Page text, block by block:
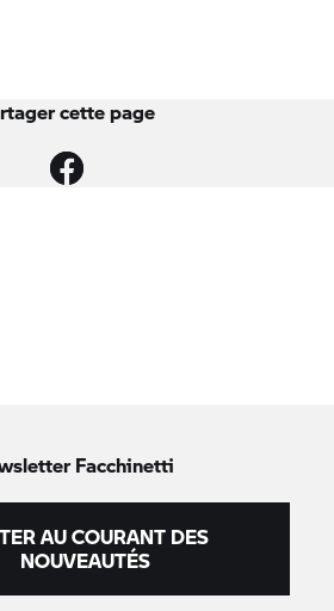
cette page
Facchinetti
AU COURANT DES
NOUVEAUTÉS